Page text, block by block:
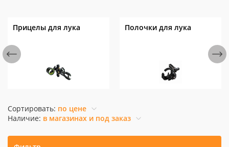
Прицелы для лука Полочки для лука
Сортировать: по цене
Наличие: в магазинах и под заказ